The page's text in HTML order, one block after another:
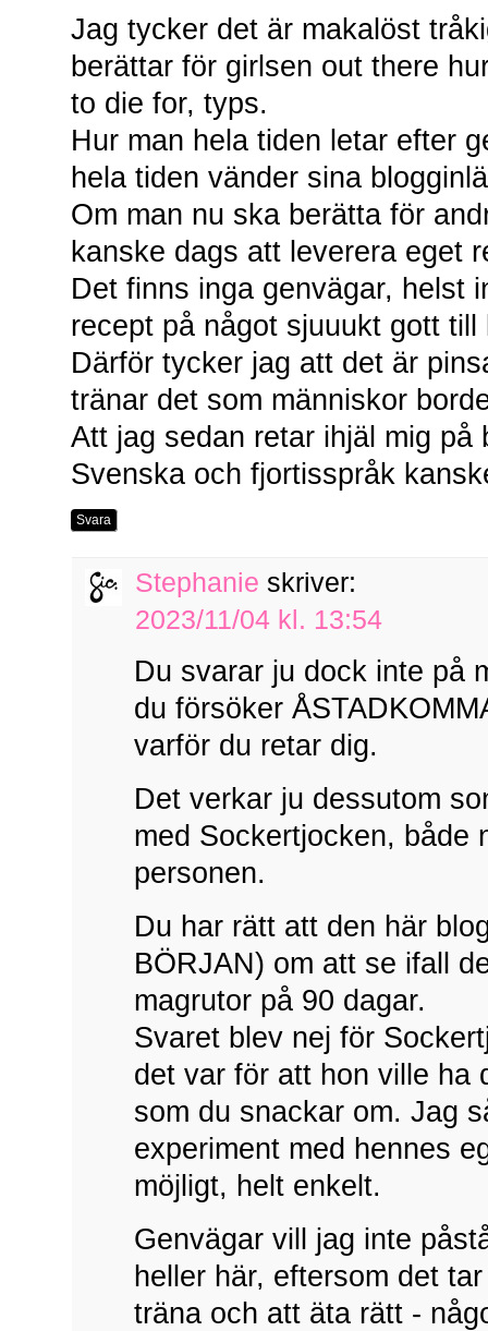
Jag tycker det är makalöst
berättar för girlsen out there
to die for, typs.
Hur man hela tiden letar efter
hela tiden vänder sina
Om man nu ska berätta för
kanske dags att leverera eget
Det finns inga genvägar, helst
recept på något sjuuukt gott
Därför tycker jag att det är
tränar det som människor
Att jag sedan retar ihjäl mig på
Svenska och fjortisspråk
Svara
Stephanie skriver:
2023/11/04 kl. 13:54
Du svarar ju dock inte på
du försöker
varför du retar dig.
Det verkar ju dessutom
med Sockertjocken, både
personen.
Du har rätt att den här
BÖRJAN) om att se ifall
magrutor på 90 dagar.
Svaret blev nej för
det var för att hon ville ha
som du snackar om. Jag
experiment med hennes
möjligt, helt enkelt.
Genvägar vill jag inte
heller här, eftersom det
träna och att äta rätt -